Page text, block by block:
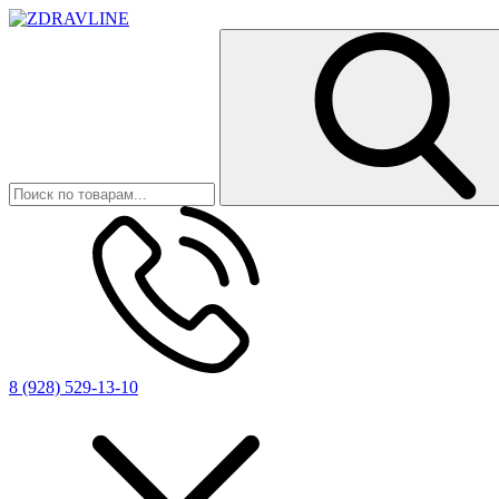
8 (928) 529-13-10